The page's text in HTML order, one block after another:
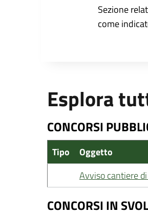
Sezione
come
Esplora
CONCORSI
Tipo Oggetto
Avviso cantiere
CONCORSI IN